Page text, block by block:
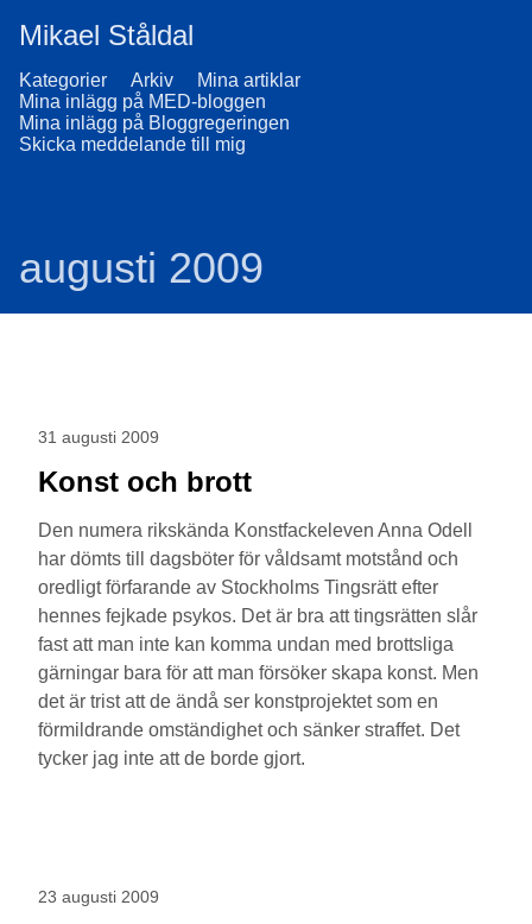
Mikael Ståldal
Kategorier Arkiv
Mina artiklar
Mina inlägg på MED-bloggen
Mina inlägg på Bloggregeringen
Skicka meddelande till mig
augusti 2009
31 augusti 2009
Konst och brott
Den numera rikskända Konstfackeleven Anna Odell
har dömts till dagsböter för våldsamt motstånd och
oredligt förfarande av Stockholms Tingsrätt efter
hennes fejkade psykos. Det är bra att tingsrätten slår
fast att man inte kan komma undan med brottsliga
gärningar bara för att man försöker skapa konst. Men
det är trist att de ändå ser konstprojektet som en
förmildrande omständighet och sänker straffet. Det
tycker jag inte att de borde gjort.
23 augusti 2009